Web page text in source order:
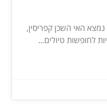
האי השכן קפריסין,
לחופשות טיולים...